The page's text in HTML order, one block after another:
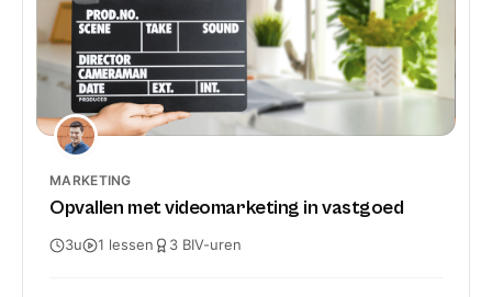
MARKETING
Opvallen met videomarketing in vastgoed
3u 1 lessen 3 BIV-uren